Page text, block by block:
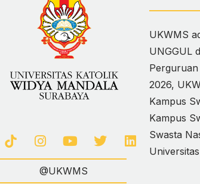
@UKWMS
UKWMS
UNGGUL
2026,
Kampus
Kampus
Swasta